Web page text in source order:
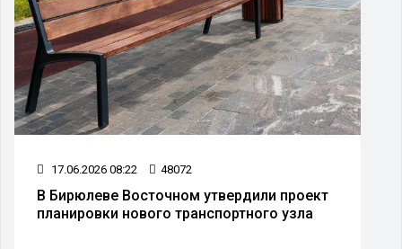
17.06.2026 08:22 48072
В Бирюлеве Восточном утвердили проект
планировки нового транспортного узла